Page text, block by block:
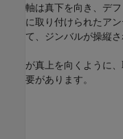
軸は真下を向き、デ
に取り付けられたア
て、ジンバルが操縦
が真上を向くように
要があります。